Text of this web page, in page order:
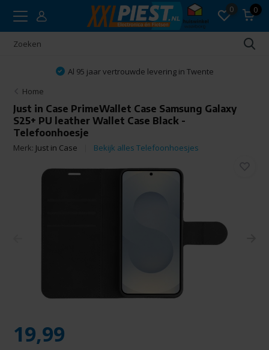
0 0
Al 95 jaar vertrouwde levering in Twente
Home
Just in Case PrimeWallet Case Samsung Galaxy
S25+ PU leather Wallet Case Black -
Telefoonhoesje
Merk: Just in Case Bekijk alles Telefoonhoesjes
19,99